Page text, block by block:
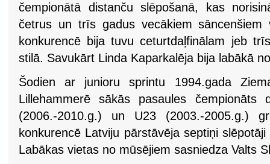
čempionātā distanču slēpošanā, kas
četrus un trīs gadus vecākiem sāncenšiem
konkurencē bija tuvu ceturtdaļfinālam jeb
stilā. Savukārt Linda Kaparkalēja bija labākā
Šodien ar junioru sprintu 1994.gada
Lillehammerē sākās pasaules čempionāts
(2006.-2010.g.) un U23 (2003.-2005.g.)
konkurencē Latviju pārstāvēja septiņi
Labākas vietas no mūsējiem sasniedza Valts